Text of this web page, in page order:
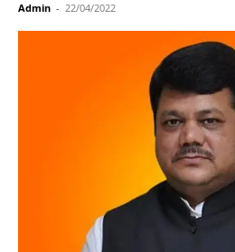
Admin - 22/04/2022